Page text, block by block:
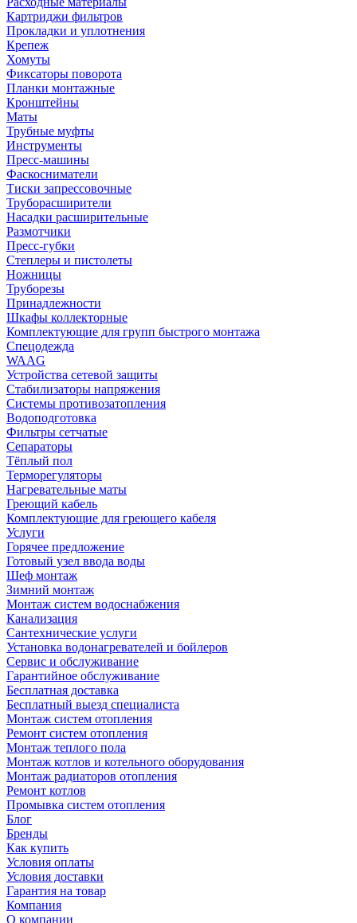
Картриджи фильтров
Прокладки и уплотнения
Крепеж
Хомуты
Фиксаторы поворота
Планки монтажные
Кронштейны
Маты
Трубные муфты
Инструменты
Пресс-машины
Фаскосниматели
Тиски запрессовочные
Труборасширители
Насадки расширительные
Размотчики
Пресс-губки
Степлеры и пистолеты
Ножницы
Труборезы
Принадлежности
Шкафы коллекторные
Комплектующие для групп быстрого монтажа
Спецодежда
WAAG
Устройства сетевой защиты
Стабилизаторы напряжения
Системы противозатопления
Водоподготовка
Фильтры сетчатые
Сепараторы
Тёплый пол
Терморегуляторы
Нагревательные маты
Греющий кабель
Комплектующие для греющего кабеля
Услуги
Горячее предложение
Готовый узел ввода воды
Шеф монтаж
Зимний монтаж
Монтаж систем водоснабжения
Канализация
Сантехнические услуги
Установка водонагревателей и бойлеров
Сервис и обслуживание
Гарантийное обслуживание
Бесплатная доставка
Бесплатный выезд специалиста
Монтаж систем отопления
Ремонт систем отопления
Монтаж теплого пола
Монтаж котлов и котельного оборудования
Монтаж радиаторов отопления
Ремонт котлов
Промывка систем отопления
Блог
Бренды
Как купить
Условия оплаты
Условия доставки
Гарантия на товар
Компания
О компании